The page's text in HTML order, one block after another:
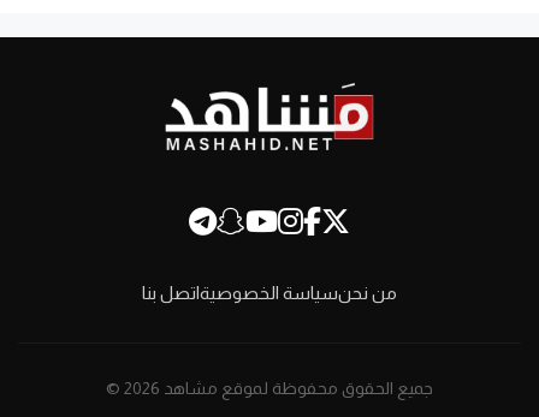
من نحنسياسة الخصوصيةاتصل بنا
جميع الحقوق محفوظة لموقع مشاهد 2026 ©